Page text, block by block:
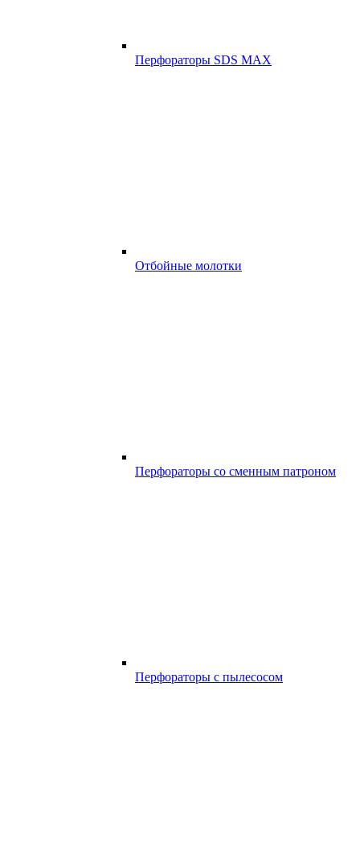
Перфораторы SDS MAX
Отбойные молотки
Перфораторы со сменным патроном
Перфораторы с пылесосом